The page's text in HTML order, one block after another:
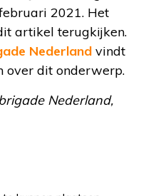
2021. Het
artikel terugkijken.
Nederland vindt
over dit onderwerp.
Nederland,